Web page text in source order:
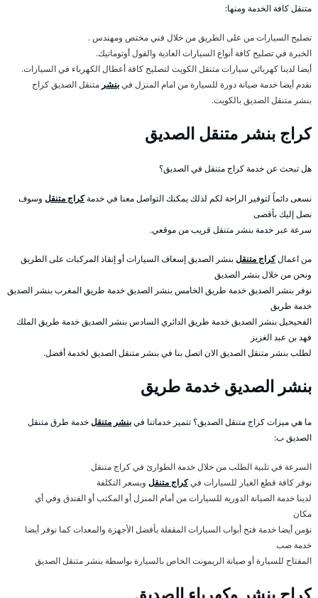
متنقل كافة الخدمة ومنها:
تصليح السيارات من على الطريق من خلال فني مختص ومهندس .
الخبرة في تصليح كافة أنواع السيارات العادية والفول أوتوماتيك.
أيضا لدينا كهربائي سيارات متنقل الكويت لتصليح كافة أعطال الكهرباء في السيارات.
نقدم أيضا خدمة صيانة دورة للسيارة من امام المنزل فيبنشر متنقل الصديق كراج
بنشر متنقل الصديق بالكويت.
كراج بنشر متنقل الصديق
هل تبحث عن خدمة كراج متنقل في الصديق؟
نسعى دائماً لتوفير الراحة لكم لذلك يمكنك التواصل معنا في خدمةكراج متنقل وسوف
نصل إليك بأقصى
سرعة عبر خدمة بنشر متنقل قريب من موقعي.
من اعمالكراج متنقلبنشر الصديق إسعاف السيارات أو إنقاذ المركبات على الطريق
ونحن من خلال بنشر الصديق
نوفر بنشر الصديق خدمة طريق الخامس بنشر الصديق خدمة طريق المغرب بنشر الصديق
خدمة طريق
الفحيحيل بنشر الصديق خدمة طريق الدائري السادس بنشر الصديق خدمة طريق الملك
فهد بن عبد الغزيز
لطلب بنشر متنقل الصديق الان اتصل بنا في بنشر متنقل الصديق لخدمة أفضل.
بنشر الصديق خدمة طريق
ما هي ميزات كراج متنقل الصديق؟ تتميز خدماتنا فيبنشر متنقلخدمة طرق متنقل
الصديق ب:
السرعة في تلبية الطلب من خلال خدمة الطوارئ في كراج متنقل
نوفر كافة قطع الغيار للسيارات فيكراج متنقل وبسعر التكلفة
لدينا خدمة الصيانة الدورية للسيارات من أمام المنزل أو المكتب أو الفندق وفي أي
مكان
نؤمن أيضا خدمة فتح أبواب السيارات المقفلة بأفضل الأجهزة والمعدات كما نوفر أيضا
خدمة صب
المفتاح للسيارة أو صيانة الريمونت الخاص بالسيارة بواسطة بنشر متنقل الصديق